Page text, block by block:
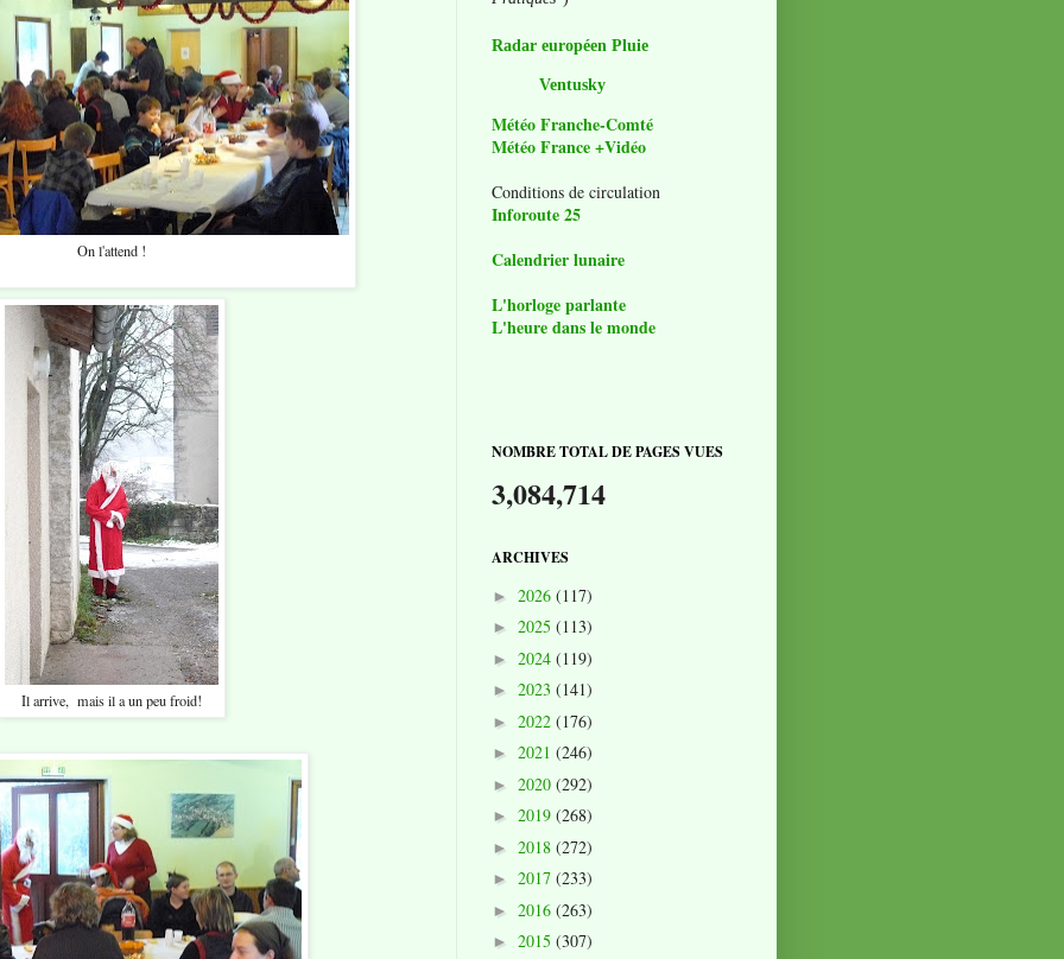
On l'attend !
Il arrive, mais il a un peu froid!
Radar européen Pluie
Ventusky
Météo Franche-Comté
Météo France +Vidéo
Conditions de circulation
Inforoute 25
Calendrier lunaire
L'horloge parlante
L'heure dans le monde
NOMBRE TOTAL DE PAGES VUES
3,084,714
ARCHIVES
► 2026 (117)
► 2025 (113)
► 2024 (119)
► 2023 (141)
► 2022 (176)
► 2021 (246)
► 2020 (292)
► 2019 (268)
► 2018 (272)
► 2017 (233)
► 2016 (263)
► 2015 (307)